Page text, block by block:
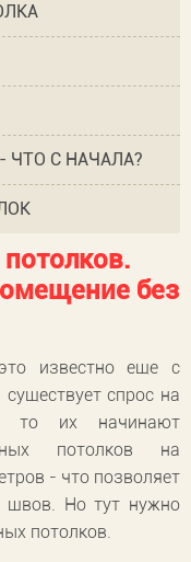
ЧТО С НАЧАЛА?
без
известно еще с
спрос на
то их начинают
потолков на
- что позволяет
швов. Но тут нужно
потолков.